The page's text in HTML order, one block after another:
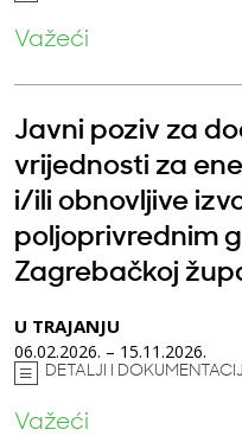
Važeći
Javni poziv za
vrijednosti za
i/ili obnovljive
poljoprivrednim
Zagrebačkoj
U TRAJANJU
06.02.2026. – 15.11.2026.
DETALJI I
Važeći